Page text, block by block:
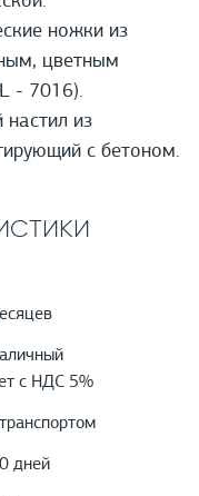
ножки из
цветным
- 7016).
из
с бетоном.
с НДС 5%
дней